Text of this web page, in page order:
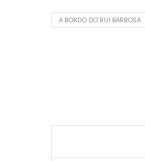
A BORDO DO RUI BARBOSA